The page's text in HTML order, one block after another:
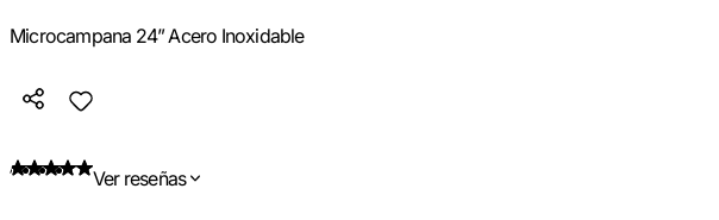
Microcampana 24” Acero Inoxidable
Ver reseñas